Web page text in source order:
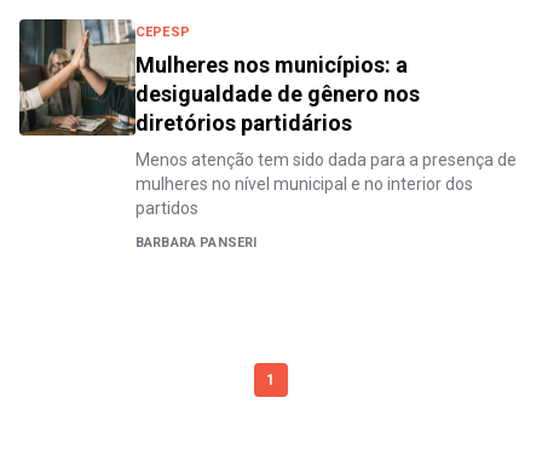
CEPESP
Mulheres nos municípios: a
desigualdade de gênero nos
diretórios partidários
Menos atenção tem sido dada para a presença de
mulheres no nível municipal e no interior dos
partidos
BARBARA PANSERI
1